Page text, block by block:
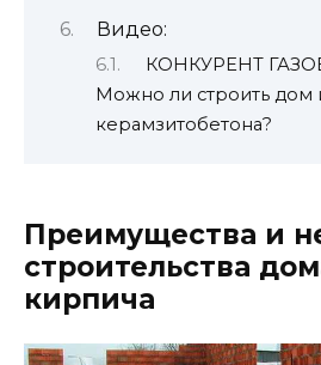
Видео:
КОНКУРЕНТ
Можно ли строить дом
керамзитобетона?
Преимущества и
строительства
кирпича